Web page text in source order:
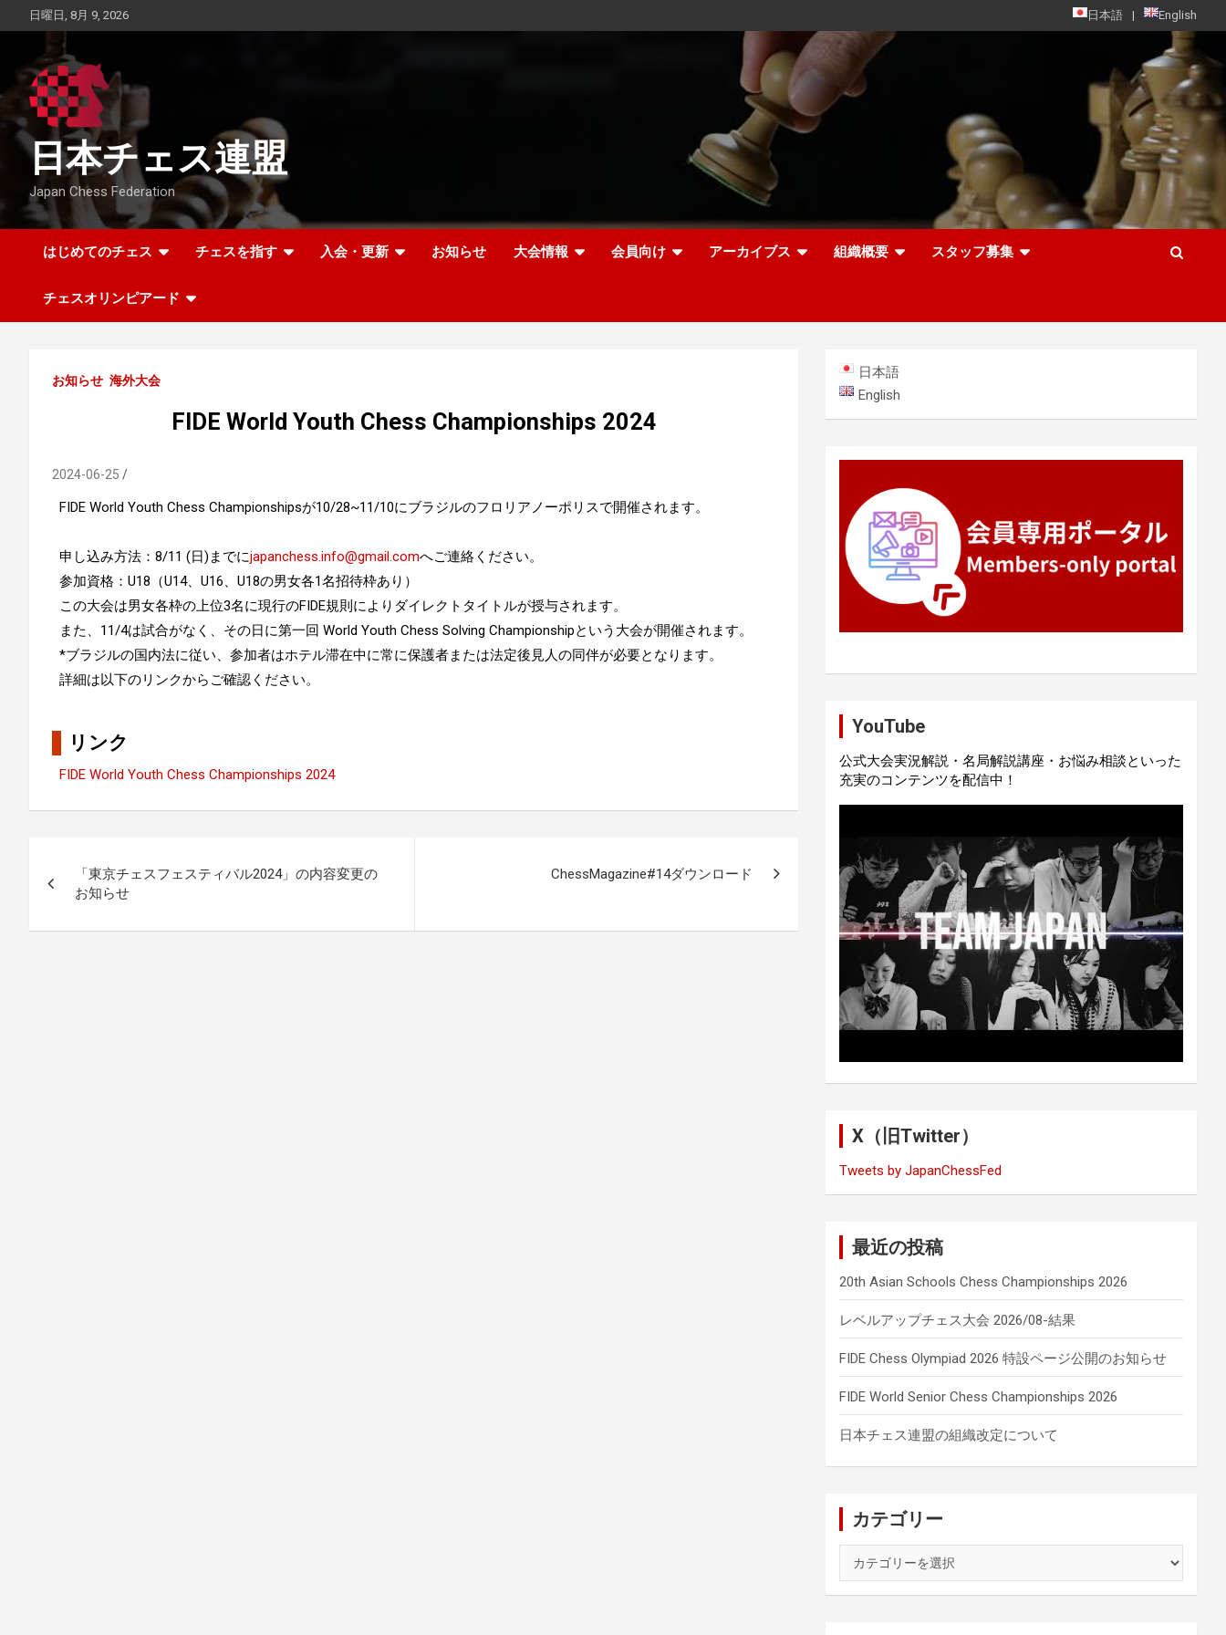
to
日曜日, 8月 9, 2026 日本語 English
日本チェス連盟
Japan Chess Federation
はじめてのチェス チェスを指す 入会・更新 お知らせ 大会情報 会員向け アーカイブス 組織概要 スタッフ募集
チェスオリンピアード
お知らせ 海外大会
FIDE World Youth Chess Championships 2024
2024-06-25
FIDE World Youth Chess Championshipsが10/28~11/10にブラジルのフロリアノーポリスで開催されます。
申し込み方法：8/11 (日)までにjapanchess.info@gmail.comへご連絡ください。
参加資格：U18（U14、U16、U18の男女各1名招待枠あり）
この大会は男女各枠の上位3名に現行のFIDE規則によりダイレクトタイトルが授与されます。
また、11/4は試合がなく、その日に第一回 World Youth Chess Solving Championshipという大会が開催されます。
*ブラジルの国内法に従い、参加者はホテル滞在中に常に保護者または法定後見人の同伴が必要となります。
詳細は以下のリンクからご確認ください。
リンク
FIDE World Youth Chess Championships 2024
稿
ナ
「東京チェスフェスティバル2024」の内容変更の
お知らせ
ChessMagazine#14ダウンロード
日本語
English
YouTube
公式大会実況解説・名局解説講座・お悩み相談といった
充実のコンテンツを配信中！
X（旧Twitter）
Tweets by JapanChessFed
最近の投稿
20th Asian Schools Chess Championships 2026
レベルアップチェス大会 2026/08-結果
FIDE Chess Olympiad 2026 特設ページ公開のお知らせ
FIDE World Senior Chess Championships 2026
日本チェス連盟の組織改定について
カテゴリー
ゴ